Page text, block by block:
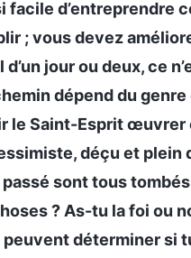
facile d’entreprendre
; vous devez
d’un jour ou deux, ce
dépend du
le Saint-Esprit
déçu et
sont tous
? As-tu la foi ou
peuvent déterminer si